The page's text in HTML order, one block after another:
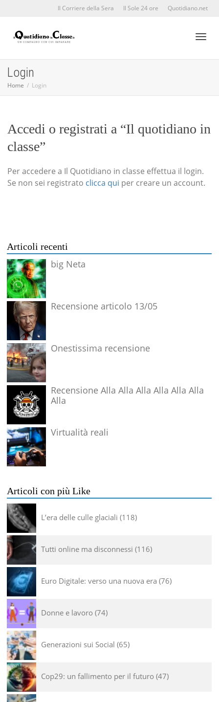
Il Corriere della Sera Il Sole 24 ore Quotidiano.net
Login
Home Login
Accedi o registrati a “Il quotidiano in
classe”
Per accedere a Il Quotidiano in classe effettua il login.
Se non sei registrato clicca qui per creare un account.
Articoli recenti
big Neta
Recensione articolo 13/05
Onestissima recensione
Recensione Alla Alla Alla Alla Alla Alla
Alla
Virtualità reali
Articoli con più Like
L’era delle culle glaciali 118
Tutti online ma disconnessi 116
Euro Digitale: verso una nuova era 76
Donne e lavoro 74
Generazioni sui Social 65
Cop29: un fallimento per il futuro 47